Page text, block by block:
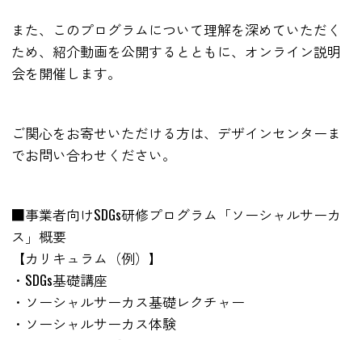
また、このプログラムについて理解を深めていただく
ため、紹介動画を公開するとともに、オンライン説明
会を開催します。
ご関心をお寄せいただける方は、デザインセンターま
でお問い合わせください。
■事業者向けSDGs研修プログラム「ソーシャルサーカ
ス」概要
【カリキュラム（例）】
・SDGs基礎講座
・ソーシャルサーカス基礎レクチャー
・ソーシャルサーカス体験